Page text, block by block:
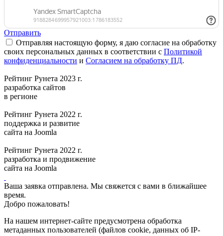
Отправить
Отправляя настоящую форму, я даю согласие на обработку
своих персональных данных в соответствии с Политикой
конфиденциальности и Согласием на обработку ПД.
Рейтинг Рунета 2023 г.
разработка сайтов
в регионе
Рейтинг Рунета 2022 г.
поддержка и развитие
сайта на Joomla
Рейтинг Рунета 2022 г.
разработка и продвижение
сайта на Joomla
Ваша заявка отправлена. Мы свяжется с вами в ближайшее
время.
Добро пожаловать!
На нашем интернет-сайте предусмотрена обработка
метаданных пользователей (файлов cookie, данных об IP-